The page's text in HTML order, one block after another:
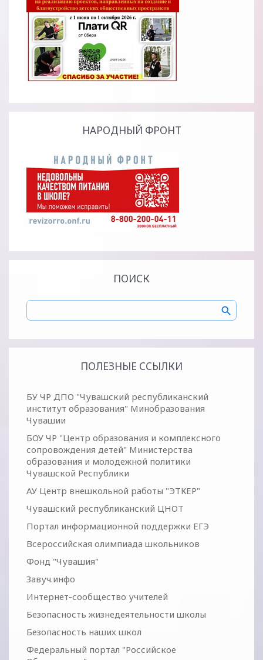
НАРОДНЫЙ ФРОНТ
ПОИСК
ПОЛЕЗНЫЕ ССЫЛКИ
БУ ЧР ДПО "Чувашский республиканский
институт образования" Минобразования
Чувашии
БОУ ЧР "Центр образования и комплексного
сопровождения детей" Министерства
образования и молодежной политики
Чувашской Республики
АУ Центр внешкольной работы "ЭТКЕР"
Чувашский республиканский ЦНОТ
Портал информационной поддержки ЕГЭ
Всероссийская олимпиада школьников
Фонд "Чувашия"
Завуч.инфо
Интернет-сообщество учителей
Безопасность жизнедеятельности школы
Безопасность наших школ
Федеральный портал "Российское